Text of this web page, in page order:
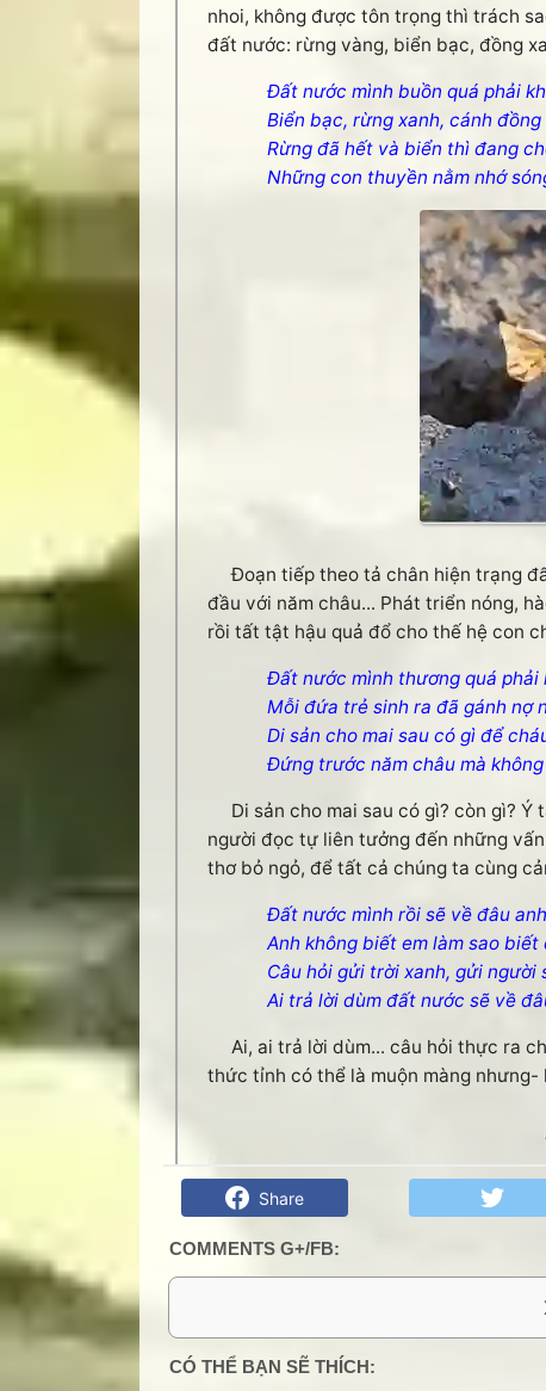
nhoi, không được tôn trọng thì trách
đất nước: rừng vàng, biển bạc, đồng
Đất nước mình buồn quá phải
Biển bạc, rừng xanh, cánh
Rừng đã hết và biển thì đang
Những con thuyền nằm nhớ
Đoạn tiếp theo tả chân hiện trạng
đầu với năm châu... Phát triển nóng,
rồi tất tật hậu quả đổ cho thế hệ con
Đất nước mình thương quá phải
Mỗi đứa trẻ sinh ra đã gánh nợ
Di sản cho mai sau có gì để
Đứng trước năm châu mà
Di sản cho mai sau có gì? còn gì? Ý
người đọc tự liên tưởng đến những
thơ bỏ ngỏ, để tất cả chúng ta cùng
Đất nước mình rồi sẽ về đâu anh
Anh không biết em làm sao biết
Câu hỏi gửi trời xanh, gửi người
Ai trả lời dùm đất nước sẽ về
Ai, ai trả lời dùm... câu hỏi thực ra
thức tỉnh có thể là muộn màng
Đôi dòng về bài thơ "Đất nước mình
Share
COMMENTS G+/FB:
2 Comments:
CÓ THỂ BẠN SẼ THÍCH: